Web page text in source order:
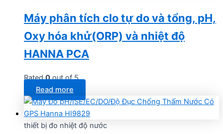
Máy phân tích clo tự do và tổng, pH,
Oxy hóa khử(ORP) và nhiệt độ
HANNA PCA
Rated0out of 5
Read more
thiết bị đo nhiệt độ nước